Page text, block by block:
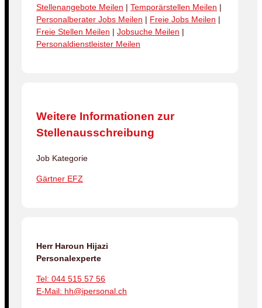
Stellenangebote Meilen | Temporärstellen Meilen |
Personalberater Jobs Meilen | Freie Jobs Meilen |
Freie Stellen Meilen | Jobsuche Meilen |
Personaldienstleister Meilen
Weitere Informationen zur
Stellenausschreibung
Job Kategorie
Gärtner EFZ
Herr Haroun Hijazi
Personalexperte
Tel: 044 515 57 56
E-Mail: hh@ipersonal.ch